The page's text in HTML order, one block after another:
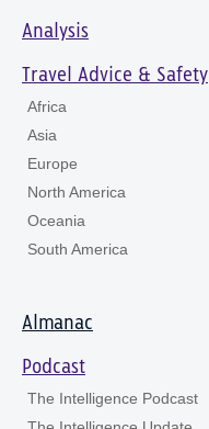
Analysis
Travel Advice & Safety
Africa
Asia
Europe
North America
Oceania
South America
Almanac
Podcast
The Intelligence Podcast